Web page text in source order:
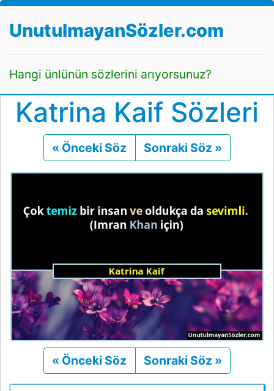
UnutulmayanSözler.com
Hangi ünlünün sözlerini arıyorsunuz?
Katrina Kaif Sözleri
« Önceki Söz Önceki
Sonraki Söz »
« Önceki Söz Önceki
Sonraki Söz »